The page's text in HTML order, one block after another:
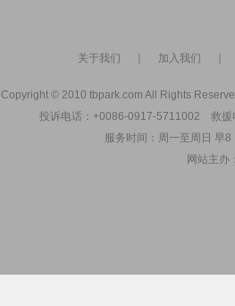
关于我们 加入我们
Copyright © 2010 tbpark.com All Rights
投诉电话：+0086-0917-5711002 救
服务时间：周一至周日 早
网站主办